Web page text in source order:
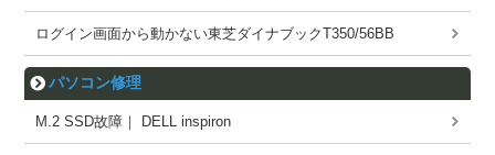
ログイン画面から動かない東芝ダイナブックT350/56BB
パソコン修理
M.2 SSD故障｜ DELL inspiron